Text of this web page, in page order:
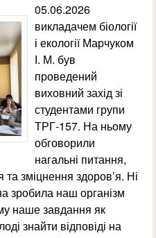
05.06.2026
викладачем біології
і екології Марчуком
І. М. був
проведений
виховний захід зі
студентами групи
ТРГ-157. На ньому
обговорили
нагальні питання,
зміцнення здоров’я. Ні
зробила наш організм
наше завдання як
знайти відповіді на